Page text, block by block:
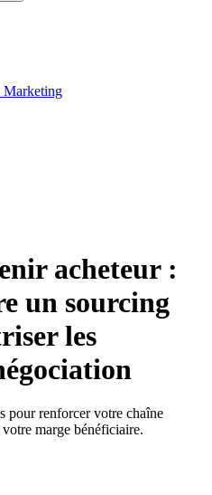
Marketing
acheteur :
un sourcing
les
pour renforcer votre chaîne
marge bénéficiaire.